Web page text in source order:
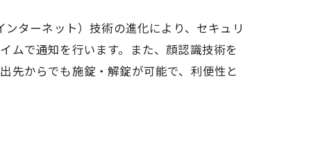
ターネット）技術の進化により、セキュリ
ムで通知を行います。また、顔認識技術を
先からでも施錠・解錠が可能で、利便性と